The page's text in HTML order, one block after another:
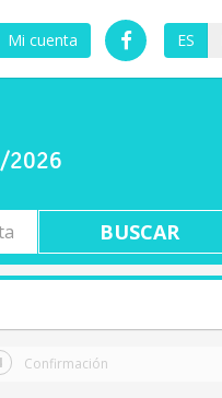
Mi cuenta ES
2026
Confirmación